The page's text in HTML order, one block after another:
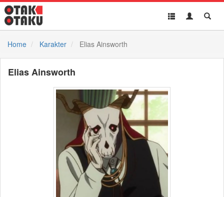
Toggle
Toggle
Home
Karakter Elias Ainsworth
Elias Ainsworth